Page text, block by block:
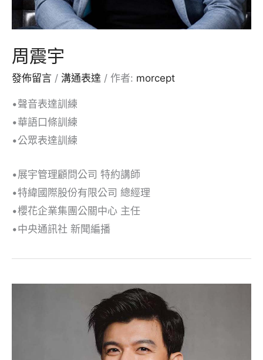
周震宇
發佈留言 / 溝通表達 / 作者: morcept
•聲音表達訓練
•華語口條訓練
•公眾表達訓練
•展宇管理顧問公司 特約講師
•特緯國際股份有限公司 總經理
•櫻花企業集團公關中心 主任
•中央通訊社 新聞編播